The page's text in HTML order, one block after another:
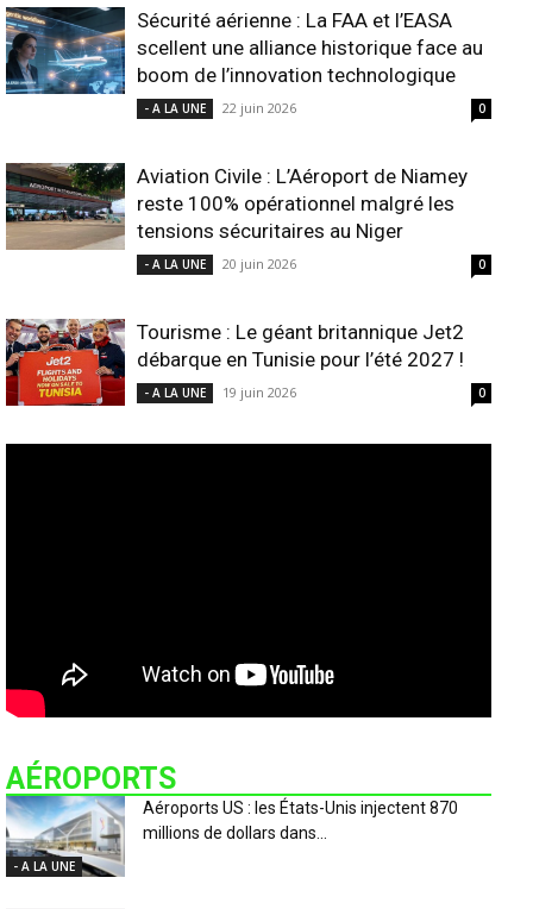
Sécurité aérienne : La FAA et l’EASA
scellent une alliance historique face au
boom de l’innovation technologique
- A LA UNE 22 juin 2026 0
Aviation Civile : L’Aéroport de Niamey
reste 100% opérationnel malgré les
tensions sécuritaires au Niger
- A LA UNE 20 juin 2026 0
Tourisme : Le géant britannique Jet2
débarque en Tunisie pour l’été 2027 !
- A LA UNE 19 juin 2026 0
AÉROPORTS
- A LA UNE
Aéroports US : les États-Unis injectent 870
millions de dollars dans...